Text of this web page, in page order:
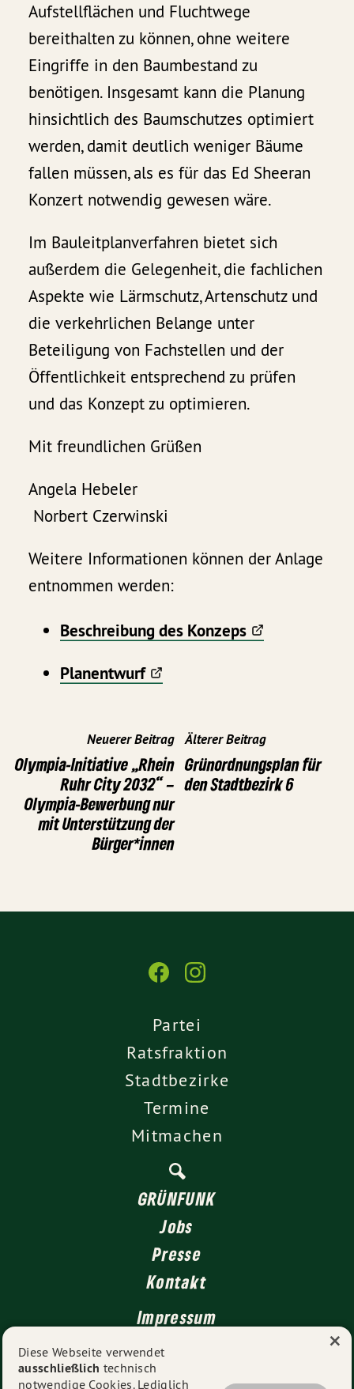
Aufstellflächen und Fluchtwege
bereithalten zu können, ohne weitere
Eingriffe in den Baumbestand zu
benötigen. Insgesamt kann die Planung
hinsichtlich des Baumschutzes optimiert
werden, damit deutlich weniger Bäume
fallen müssen, als es für das Ed Sheeran
Konzert notwendig gewesen wäre.
Im Bauleitplanverfahren bietet sich
außerdem die Gelegenheit, die fachlichen
Aspekte wie Lärmschutz, Artenschutz und
die verkehrlichen Belange unter
Beteiligung von Fachstellen und der
Öffentlichkeit entsprechend zu prüfen
und das Konzept zu optimieren.
Mit freundlichen Grüßen
Angela Hebeler
Norbert Czerwinski
Weitere Informationen können der Anlage
entnommen werden:
Beschreibung des Konzeps
Planentwurf
Neuerer Beitrag
Olympia-Initiative „Rhein
Ruhr City 2032“ –
Olympia-Bewerbung nur
mit Unterstützung der
Bürger*innen
Älterer Beitrag
Grünordnungsplan für
den Stadtbezirk 6
Partei
Ratsfraktion
Stadtbezirke
Termine
Mitmachen
GRÜNFUNK
Jobs
Presse
Kontakt
Impressum
Datenschutz
Diese Webseite verwendet
ausschließlich technisch
notwendige Cookies. Lediglich
×